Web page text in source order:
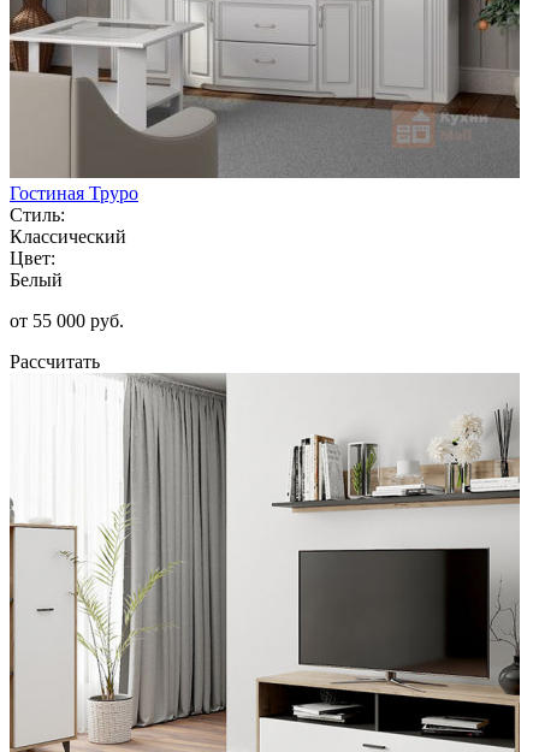
Гостиная Труро
Стиль:
Классический
Цвет:
Белый
от 55 000 руб.
Рассчитать